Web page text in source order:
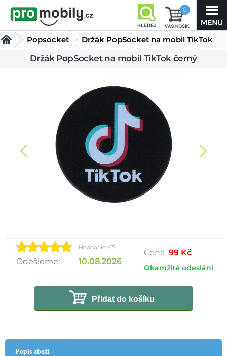
0
Popsocket
Držák PopSocket na mobil TikTok
černý
Držák PopSocket na mobil TikTok černý
Hodnotilo: 65
Odešleme: 10.08.2026
Cena 99 Kč
Okamžité odeslání
Přidat do košíku
Popis zboží